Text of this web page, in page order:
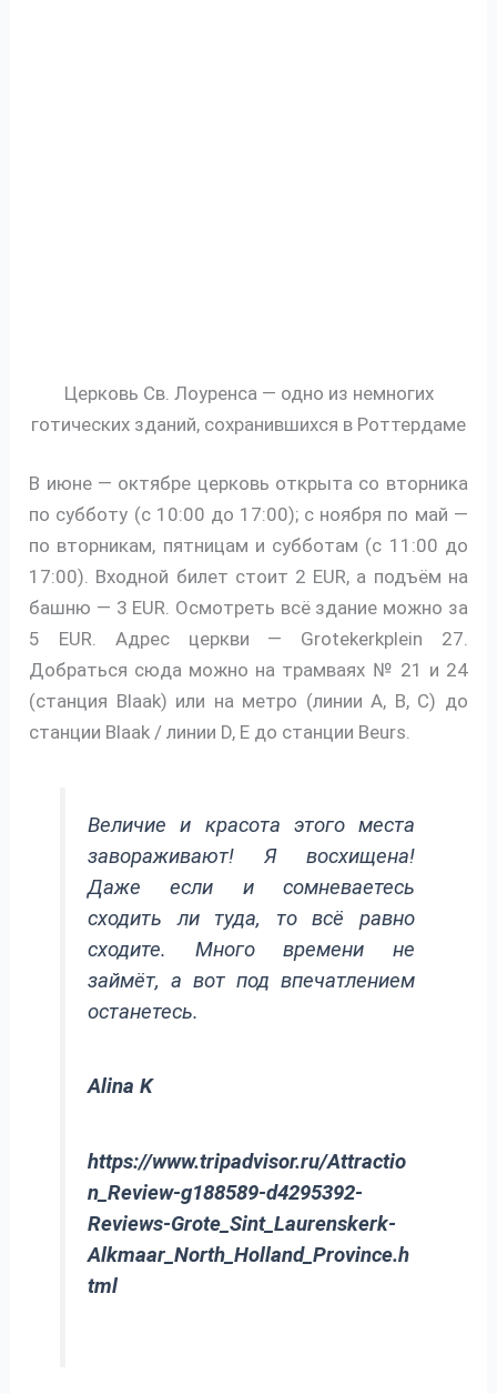
Церковь Св. Лоуренса — одно из немногих
готических зданий, сохранившихся в Роттердаме
В июне — октябре церковь открыта со вторника
по субботу (с 10:00 до 17:00); с ноября по май —
по вторникам, пятницам и субботам (с 11:00 до
17:00). Входной билет стоит 2 EUR, а подъём на
башню — 3 EUR. Осмотреть всё здание можно за
5 EUR. Адрес церкви — Grotekerkplein 27.
Добраться сюда можно на трамваях № 21 и 24
(станция Blaak) или на метро (линии A, B, C) до
станции Blaak / линии D, E до станции Beurs.
Величие и красота этого места
завораживают! Я восхищена!
Даже если и сомневаетесь
сходить ли туда, то всё равно
сходите. Много времени не
займёт, а вот под впечатлением
останетесь.
Alina K
https://www.tripadvisor.ru/Attractio
n_Review-g188589-d4295392-
Reviews-Grote_Sint_Laurenskerk-
Alkmaar_North_Holland_Province.h
tml